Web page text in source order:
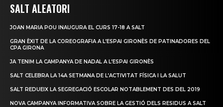
SALT ALEATORI
JOAN MARIA POU INAUGURA EL CURS 17-18 A SALT
GRAN ÈXIT DE LA COREOGRAFIA A L’ESPAI GIRONÈS DE PATINADORES DEL
CPA GIRONA
JA TENIM LA CAMPANYA DE NADAL A L’ESPAI GIRONÈS
SALT CELEBRA LA 14A SETMANA DE L’ACTIVITAT FÍSICA I LA SALUT
SALT REDUEIX LA SEGREGACIÓ ESCOLAR NOTABLEMENT DES DEL 2019
NOVA CAMPANYA INFORMATIVA SOBRE LA GESTIÓ DELS RESIDUS A SALT